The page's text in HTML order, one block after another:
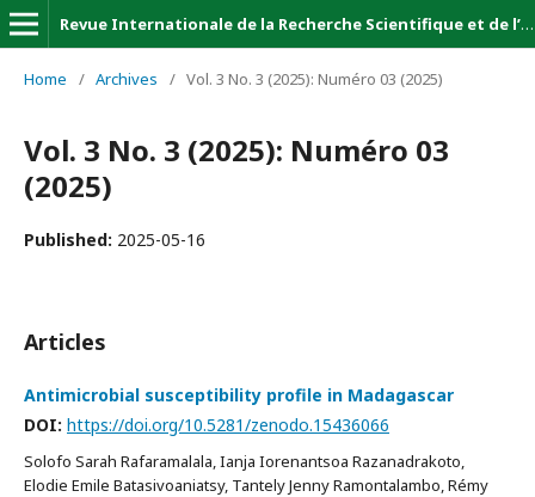
Revue Internationale de la Recherche Scientifique et de l’Innovation (Revue-IRSI)
Home / Archives / Vol. 3 No. 3 (2025): Numéro 03 (2025)
Vol. 3 No. 3 (2025): Numéro 03
(2025)
Published: 2025-05-16
Articles
Antimicrobial susceptibility profile in Madagascar
DOI: https://doi.org/10.5281/zenodo.15436066
Solofo Sarah Rafaramalala, Ianja Iorenantsoa Razanadrakoto,
Elodie Emile Batasivoaniatsy, Tantely Jenny Ramontalambo, Rémy